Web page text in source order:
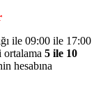
ile 09:00 ile 17:00
ortalama 5 ile 10
hesabına